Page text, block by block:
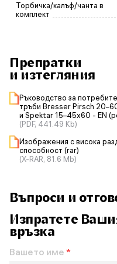
Торбичка/калъф/чанта в
комплект
Препратки
и изтегляния
Ръководство за
тръби Bresser Pirsch
и Spektar 15–45x60 - EN
(PDF, 441.49 Kb)
Изображения с висока
способност (rar)
(X-RAR, 81.6 Mb)
Въпроси и
Изпратете
връзка
Вашето име *